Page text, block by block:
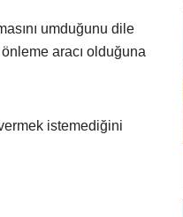
umduğunu dile
aracı olduğuna
istemediğini